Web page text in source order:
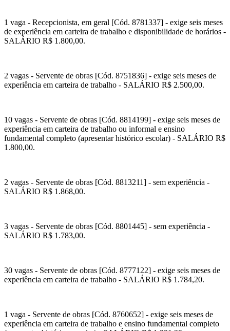
1 vaga - Recepcionista, em geral [Cód. 8781337] - exige seis meses
de experiência em carteira de trabalho e disponibilidade de horários -
SALÁRIO R$ 1.800,00.
2 vagas - Servente de obras [Cód. 8751836] - exige seis meses de
experiência em carteira de trabalho - SALÁRIO R$ 2.500,00.
10 vagas - Servente de obras [Cód. 8814199] - exige seis meses de
experiência em carteira de trabalho ou informal e ensino
fundamental completo (apresentar histórico escolar) - SALÁRIO R$
1.800,00.
2 vagas - Servente de obras [Cód. 8813211] - sem experiência -
SALÁRIO R$ 1.868,00.
3 vagas - Servente de obras [Cód. 8801445] - sem experiência -
SALÁRIO R$ 1.783,00.
30 vagas - Servente de obras [Cód. 8777122] - exige seis meses de
experiência em carteira de trabalho - SALÁRIO R$ 1.784,20.
1 vaga - Servente de obras [Cód. 8760652] - exige seis meses de
experiência em carteira de trabalho e ensino fundamental completo